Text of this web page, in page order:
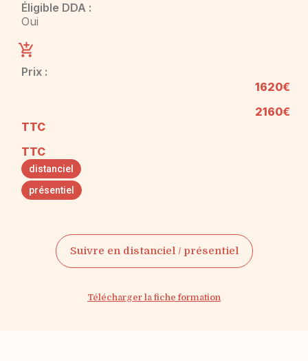
Éligible DDA :
Oui
Prix :
1620€
2160€
TTC
TTC
distanciel
présentiel
Suivre en distanciel / présentiel
Télécharger la fiche formation